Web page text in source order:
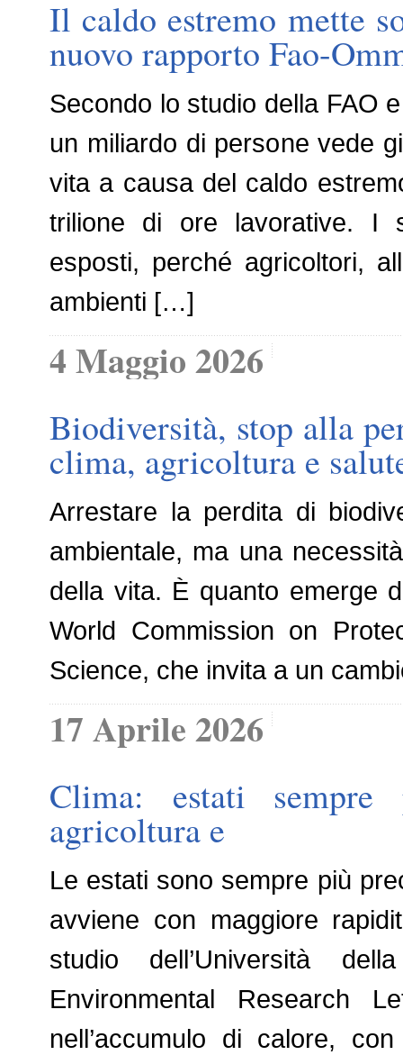
Il caldo estremo mette
nuovo rapporto Fao-
Secondo lo studio della FAO
un miliardo di persone vede
vita a causa del caldo
trilione di ore lavorative. I
esposti, perché agricoltori,
ambienti […]
4 Maggio 2026
Biodiversità, stop alla
clima, agricoltura e
Arrestare la perdita di
ambientale, ma una
della vita. È quanto emerge
World Commission on
Science, che invita a un
17 Aprile 2026
Clima: estati
agricoltura e
Le estati sono sempre più
avviene con maggiore
studio dell’Università
Environmental Research
nell’accumulo di calore,